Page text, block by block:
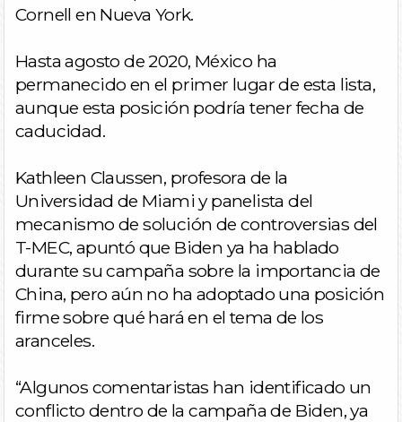
Cornell en Nueva York.
Hasta agosto de 2020, México ha
permanecido en el primer lugar de esta lista,
aunque esta posición podría tener fecha de
caducidad.
Kathleen Claussen, profesora de la
Universidad de Miami y panelista del
mecanismo de solución de controversias del
T-MEC, apuntó que Biden ya ha hablado
durante su campaña sobre la importancia de
China, pero aún no ha adoptado una posición
firme sobre qué hará en el tema de los
aranceles.
“Algunos comentaristas han identificado un
conflicto dentro de la campaña de Biden, ya